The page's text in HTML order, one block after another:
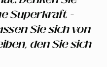
Superkraft -
Sie sich von
den Sie sich